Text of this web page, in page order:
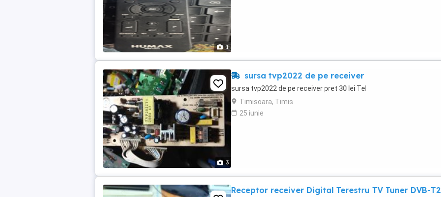
1
3
sursa tvp2022 de pe receiver
sursa tvp2022 de pe receiver pret 30 lei Tel
Timisoara, Timis
25 iunie
Receptor receiver Digital Terestru TV Tuner DVB-T2